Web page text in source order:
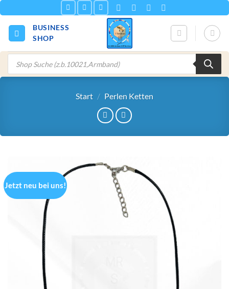
Inhalt
springen
BUSINESS
SHOP
Products
search
Start / Perlen Ketten
Jetzt neu bei uns!